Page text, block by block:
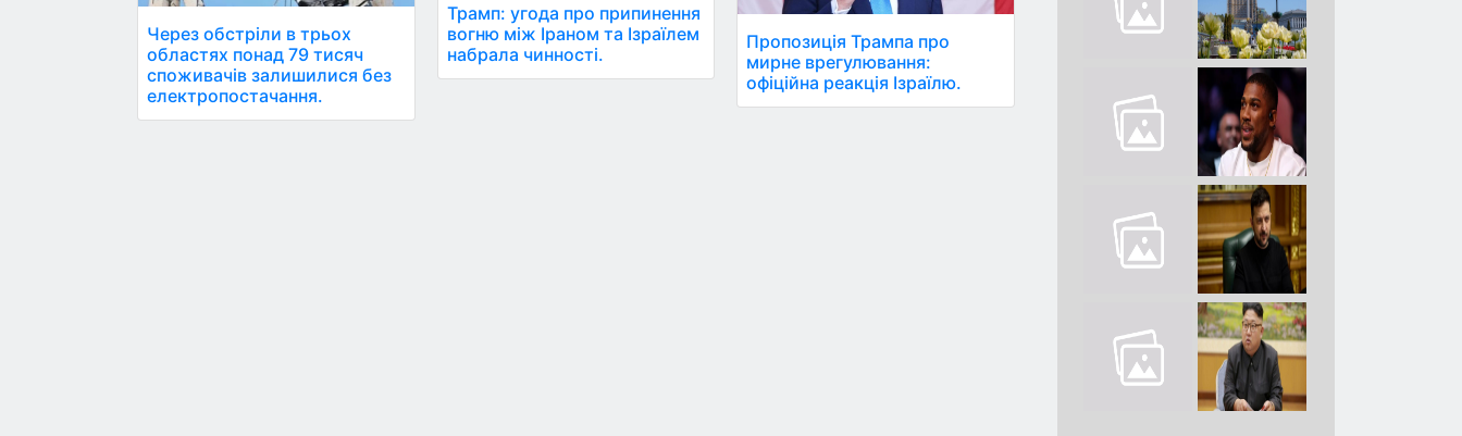
Через обстріли в трьох
областях понад 79 тисяч
споживачів залишилися без
електропостачання.
Трамп: угода про припинення
вогню між Іраном та Ізраїлем
набрала чинності.
Пропозиція Трампа про
мирне врегулювання:
офіційна реакція Ізраїлю.